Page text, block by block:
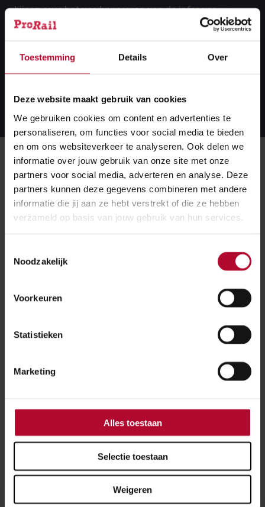
Toestemming Details Over
Deze website maakt gebruik van cookies
We gebruiken cookies om content en advertenties te
personaliseren, om functies voor social media te bieden
en om ons websiteverkeer te analyseren. Ook delen we
informatie over jouw gebruik van onze site met onze
partners voor social media, adverteren en analyse. Deze
partners kunnen deze gegevens combineren met andere
informatie die jij aan ze hebt verstrekt of die ze hebben
verzameld op basis van jouw gebruik van hun services.
Noodzakelijk
Voorkeuren
Statistieken
Marketing
Alles toestaan
Selectie toestaan
Weigeren
bijeen over het verduurzamen van de infra van
diverse provincies, gemeenten, waterschappen, het
Rijkswaterstaat en ProRail.
Lees meer
Workshops
De Jonge Klimaatbeweging neemt plaats op de
toekomststoel en daagt je uit om te kijken vanuit het
gezichtspunt van toekomstige generaties. In acht
concrete handvatten waar je verder mee kunt.
Meld je aan
Onze opgave is helder: een volledig CO2-neutrale
emissie, energie en materialen. En in 2030 moeten alle
infraprojecten klimaatneutraal en circulair zijn. We
moeten dus bewuster omgaan met beschikbare
materialen. Daarom zetten we in op volledig circulair
materiaalgebruik bij het spoor en de stations.